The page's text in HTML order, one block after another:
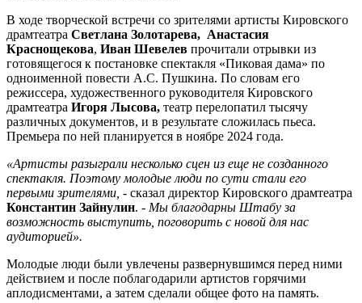
В ходе творческой встречи со зрителями артисты Кировского
драмтеатра Светлана Золотарева, Анастасия
Краснощекова, Иван Шевелев прочитали отрывки из
готовящегося к постановке спектакля «Пиковая дама» по
одноименной повести А.С. Пушкина. По словам его
режиссера, художественного руководителя Кировского
драмтеатра Игоря Лысова, театр перелопатил тысячу
различных документов, и в результате сложилась пьеса.
Премьера по ней планируется в ноябре 2024 года.
«Артисты разыграли несколько сцен из еще не созданного
спектакля. Поэтому молодые люди по сути стали его
первыми зрителями, - сказал директор Кировского драмтеатра
Константин Зайнулин. - Мы благодарны Штабу за
возможность выступить, поговорить с новой для нас
аудиторией».
Молодые люди были увлечены развернувшимся перед ними
действием и после поблагодарили артистов горячими
аплодисментами, а затем сделали общее фото на память.